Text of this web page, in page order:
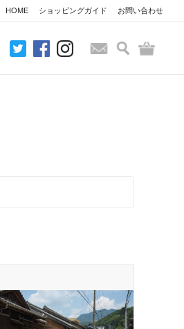
HOME ショッピングガイド お問い合わせ
お問い合わせ
検索